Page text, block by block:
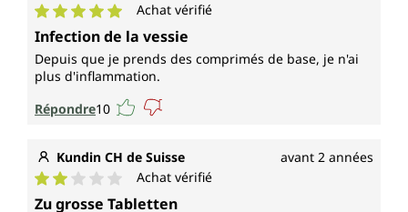
au fonctionnement normal du système
immunitaire
à un métabolisme acido-basique normal
à protéger les cellules contre le stress
oxydatif
au maintien d'un taux normal de
à une fertilité et une reproduction normales
au maintien d'une ossature normale, de
cheveux normaux, d'une peau normale et
Note moyenne de 5 sur 5 étoiles
Achat vérifié
Infection de la vessie
Depuis que je prends des comprimés de base, je n'ai
plus d'inflammation.
Répondre10
Kundin CH de Suisse avant 2 années
Note moyenne de 2 sur 5 étoiles
Achat vérifié
Zu grosse Tabletten